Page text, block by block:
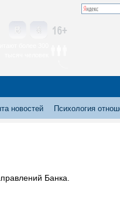
новостей Психология
Банка.